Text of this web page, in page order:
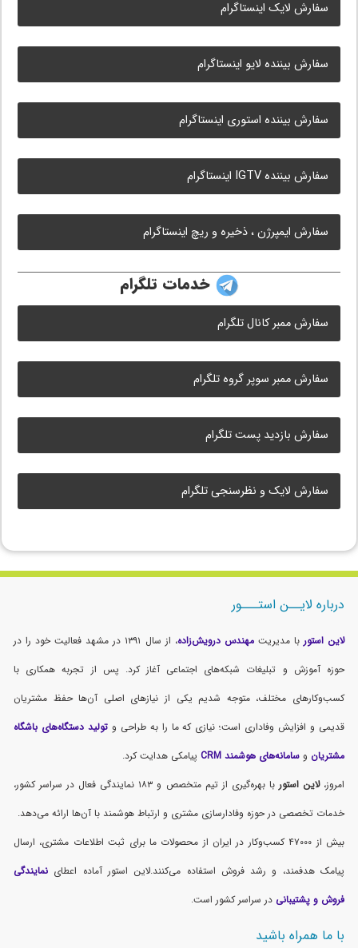
سفارش لایک اینستاگرام
سفارش بیننده لایو اینستاگرام
سفارش بیننده استوری اینستاگرام
سفارش بیننده IGTV اینستاگرام
سفارش ایمپرژن ، ذخیره و ریچ اینستاگرام
خدمات تلگرام
سفارش ممبر کانال تلگرام
سفارش ممبر سوپر گروه تلگرام
سفارش بازدید پست تلگرام
سفارش لایک و نظرسنجی تلگرام